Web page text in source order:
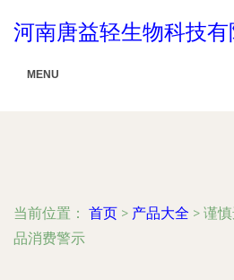
河南唐益轻生物科技有
MENU
当前位置： 首页 > 产品大全 > 谨
品消费警示